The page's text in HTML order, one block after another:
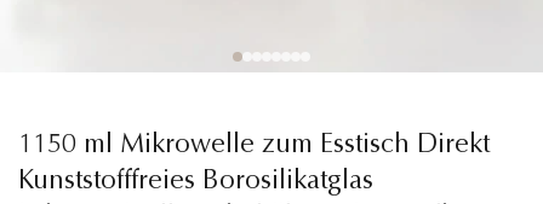
1150 ml Mikrowelle zum Esstisch Direkt
Kunststofffreies Borosilikatglas